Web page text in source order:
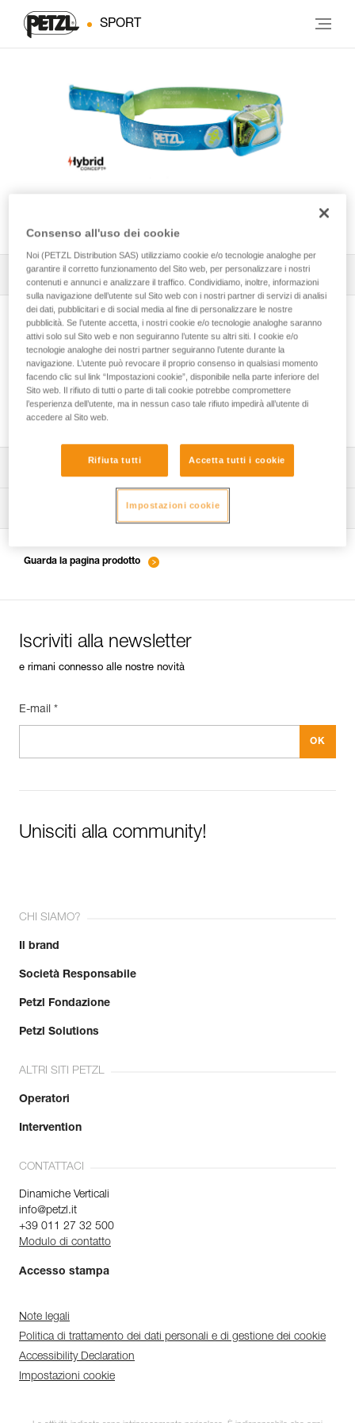
SPORT
Tutti i consigli tecnici 1 Filtro
Impermeabilità e indice di protezione IP
Scarica la scheda tecnica (PDF)
Technical Notice
Technical Notice
Consigli per la manutenzione del materiale Petzl
Guarda la pagina prodotto
Iscriviti alla newsletter
e rimani connesso alle nostre novità
E-mail *
Unisciti alla community!
CHI SIAMO?
Il brand
Società Responsabile
Petzl Fondazione
Petzl Solutions
ALTRI SITI PETZL
Operatori
Intervention
CONTATTACI
Dinamiche Verticali
info@petzl.it
+39 011 27 32 500
Modulo di contatto
Accesso stampa
Note legali
Politica di trattamento dei dati personali e di gestione dei cookie
Accessibility Declaration
Impostazioni cookie
Consenso all'uso dei cookie
Noi (PETZL Distribution SAS) utilizziamo cookie e/o tecnologie analoghe per
garantire il corretto funzionamento del Sito web, per personalizzare i nostri
contenuti e annunci e analizzare il traffico. Condividiamo, inoltre, informazioni
sulla navigazione dell’utente sul Sito web con i nostri partner di servizi di analisi
dei dati, pubblicitari e di social media al fine di personalizzare le nostre
pubblicità. Se l’utente accetta, i nostri cookie e/o tecnologie analoghe saranno
attivi solo sul Sito web e non seguiranno l’utente su altri siti. I cookie e/o
tecnologie analoghe dei nostri partner seguiranno l’utente durante la
navigazione. L’utente può revocare il proprio consenso in qualsiasi momento
facendo clic sul link “Impostazioni cookie”, disponibile nella parte inferiore del
Sito web. Il rifiuto di tutti o parte di tali cookie potrebbe compromettere
l’esperienza dell’utente, ma in nessun caso tale rifiuto impedirà all’utente di
accedere al Sito web.
Rifiuta tutti Accetta tutti i cookie
Impostazioni cookie